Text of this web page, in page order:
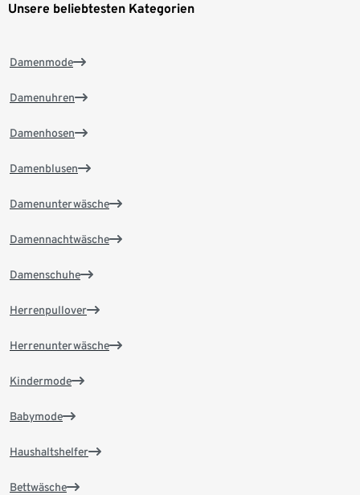
Unsere beliebtesten Kategorien
Damenmode
Damenuhren
Damenhosen
Damenblusen
Damenunterwäsche
Damennachtwäsche
Damenschuhe
Herrenpullover
Herrenunterwäsche
Kindermode
Babymode
Haushaltshelfer
Bettwäsche